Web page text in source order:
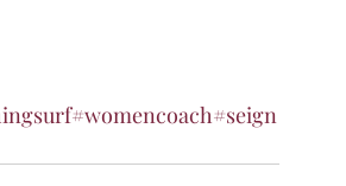
#womencoach#seign